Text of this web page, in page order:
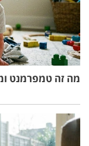
מה זה טמפרמנט